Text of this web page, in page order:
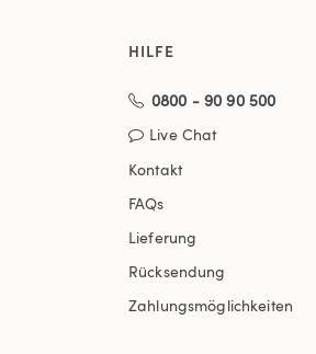
HILFE
0800 - 90 90 500
Live Chat
Kontakt
FAQs
Lieferung
Rücksendung
Zahlungsmöglichkeiten